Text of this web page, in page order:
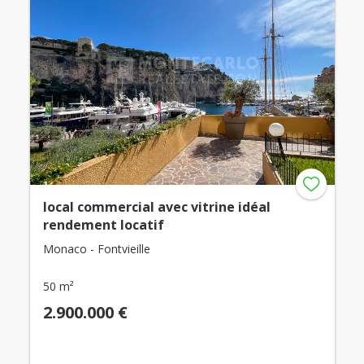
local commercial avec vitrine idéal
rendement locatif
Monaco - Fontvieille
50 m²
2.900.000 €